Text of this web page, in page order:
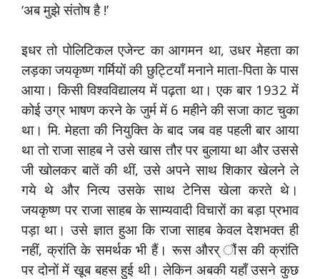
‘अब मुझे संतोष है !’
इधर तो पोलिटिकल एजेन्ट का आगमन था, उधर मेहता का
लड़का जयकृष्ण गर्मियों की छुट्टियाँ मनाने माता-पिता के पास
आया। किसी विश्वविद्यालय में पढ़ता था। एक बार 1932 में
कोई उग्र भाषण करने के जुर्म में 6 महीने की सजा काट चुका
था। मि. मेहता की नियुक्ति के बाद जब वह पहली बार आया
था तो राजा साहब ने उसे खास तौर पर बुलाया था और उससे
जी खोलकर बातें की थीं, उसे अपने साथ शिकार खेलने ले
गये थे और नित्य उसके साथ टेनिस खेला करते थे।
जयकृष्ण पर राजा साहब के साम्यवादी विचारों का बड़ा प्रभाव
पड़ा था। उसे ज्ञात हुआ कि राजा साहब केवल देशभक्त ही
नहीं, क्रांति के समर्थक भी हैं। रूस औरर् ौंस की क्रांति
पर दोनों में खूब बहस हुई थी। लेकिन अबकी यहाँ उसने कुछ